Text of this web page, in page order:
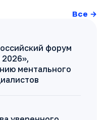
Все →
форум
ментального